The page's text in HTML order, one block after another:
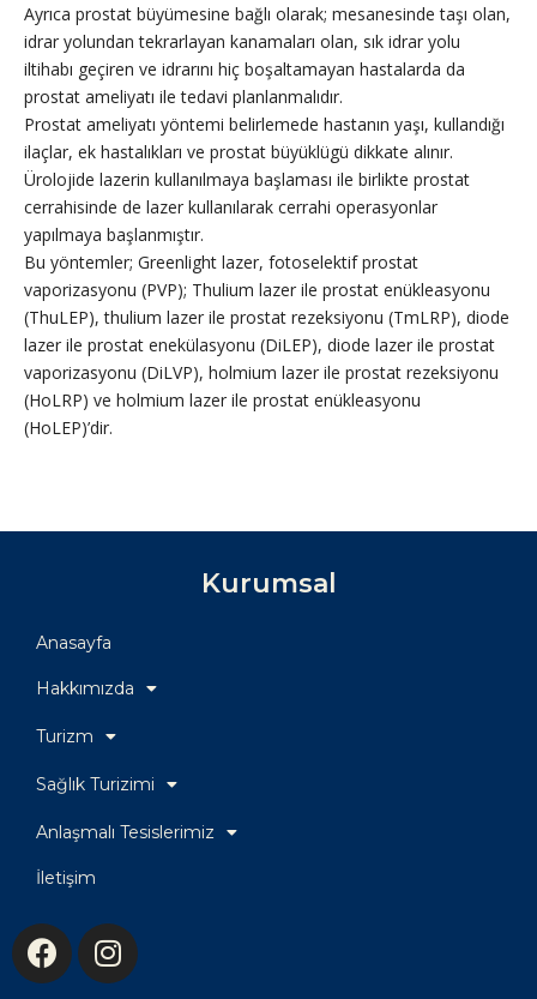
Ayrıca prostat büyümesine bağlı olarak; mesanesinde taşı olan,
idrar yolundan tekrarlayan kanamaları olan, sık idrar yolu
iltihabı geçiren ve idrarını hiç boşaltamayan hastalarda da
prostat ameliyatı ile tedavi planlanmalıdır.
Prostat ameliyatı yöntemi belirlemede hastanın yaşı, kullandığı
ilaçlar, ek hastalıkları ve prostat büyüklügü dikkate alınır.
Ürolojide lazerin kullanılmaya başlaması ile birlikte prostat
cerrahisinde de lazer kullanılarak cerrahi operasyonlar
yapılmaya başlanmıştır.
Bu yöntemler; Greenlight lazer, fotoselektif prostat
vaporizasyonu (PVP); Thulium lazer ile prostat enükleasyonu
(ThuLEP), thulium lazer ile prostat rezeksiyonu (TmLRP), diode
lazer ile prostat enekülasyonu (DiLEP), diode lazer ile prostat
vaporizasyonu (DiLVP), holmium lazer ile prostat rezeksiyonu
(HoLRP) ve holmium lazer ile prostat enükleasyonu
(HoLEP)’dir.
Kurumsal
Anasayfa
Hakkımızda
Turizm
Sağlık Turizimi
Anlaşmalı Tesislerimiz
İletişim